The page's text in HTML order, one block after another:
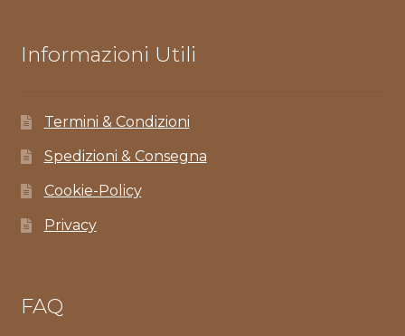
Informazioni Utili
Termini & Condizioni
Spedizioni & Consegna
Cookie-Policy
Privacy
FAQ